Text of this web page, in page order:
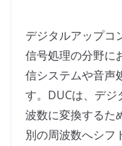
デジタルアップコ
信号処理の分野に
信システムや音声
す。DUCは、デジ
波数に変換するた
別の周波数へシフ